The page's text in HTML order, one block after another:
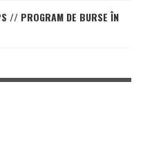
// PROGRAM DE BURSE ÎN